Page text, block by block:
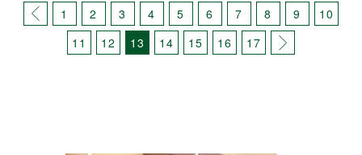
1 2 3 4 5 6 7 8 9
10
11
12 13 14 15 16 17